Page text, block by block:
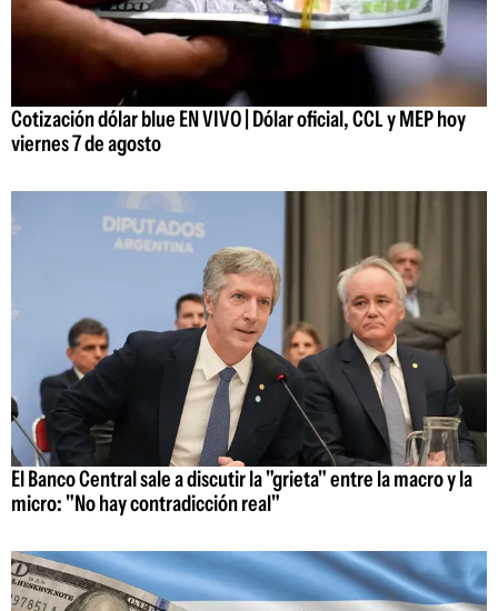
Cotización dólar blue EN VIVO | Dólar oficial, CCL y MEP hoy
viernes 7 de agosto
El Banco Central sale a discutir la "grieta" entre la macro y la
micro: "No hay contradicción real"